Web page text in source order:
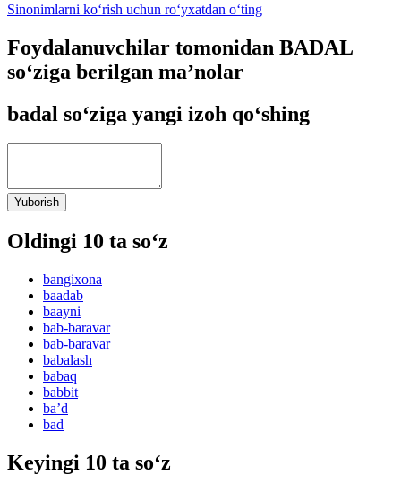
Sinonimlarni ko‘rish uchun ro‘yxatdan o‘ting
Foydalanuvchilar tomonidan BADAL
so‘ziga berilgan ma’nolar
badal so‘ziga yangi izoh qo‘shing
Yuborish
Oldingi 10 ta so‘z
bangixona
baadab
baayni
bab-baravar
bab-baravar
babalash
babaq
babbit
baʼd
bad
Keyingi 10 ta so‘z